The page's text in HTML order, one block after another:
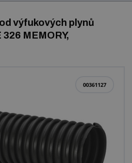
výrobky
výfukových plynů
MEMORY,
00361127